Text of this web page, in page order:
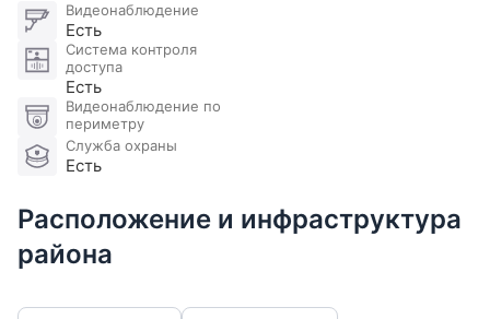
Видеонаблюдение
Есть
Система контроля
доступа
Есть
Видеонаблюдение по
периметру
Служба охраны
Есть
Расположение и инфраструктура
района